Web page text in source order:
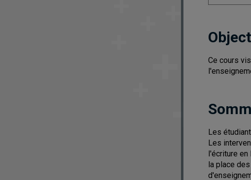
Ce cours
Les
Les
l'écriture en
la place